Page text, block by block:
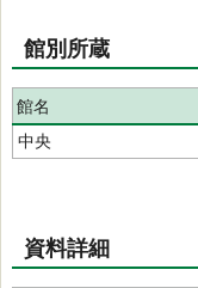
館別所蔵
館名
中央
資料詳細